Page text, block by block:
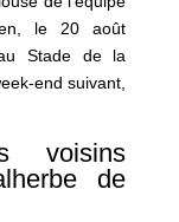
le 20 août
Stade de la
end suivant,
voisins
de